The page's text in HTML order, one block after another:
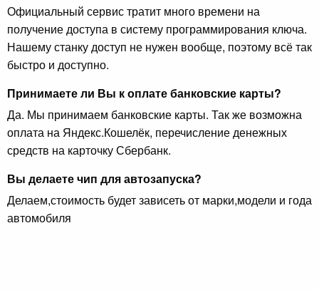
Официальный сервис тратит много времени на
получение доступа в систему программирования ключа.
Нашему станку доступ не нужен вообще, поэтому всё так
быстро и доступно.
Принимаете ли Вы к оплате банковские карты?
Да. Мы принимаем банковские карты. Так же возможна
оплата на Яндекс.Кошелёк, перечисление денежных
средств на карточку Сбербанк.
Вы делаете чип для автозапуска?
Делаем,стоимость будет зависеть от марки,модели и года
автомобиля